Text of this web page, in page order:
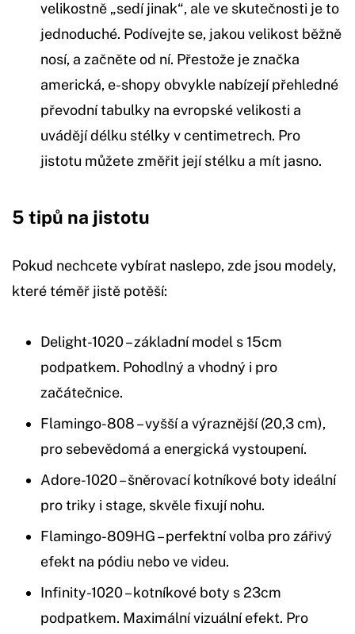
velikostně „sedí jinak“, ale ve skutečnosti je to
jednoduché. Podívejte se, jakou velikost běžně
nosí, a začněte od ní. Přestože je značka
americká, e-shopy obvykle nabízejí přehledné
převodní tabulky na evropské velikosti a
uvádějí délku stélky v centimetrech. Pro
jistotu můžete změřit její stélku a mít jasno.
5 tipů na jistotu
Pokud nechcete vybírat naslepo, zde jsou modely,
které téměř jistě potěší:
Delight-1020 – základní model s 15cm
podpatkem. Pohodlný a vhodný i pro
začátečnice.
Flamingo-808 – vyšší a výraznější (20,3 cm),
pro sebevědomá a energická vystoupení.
Adore-1020 – šněrovací kotníkové boty ideální
pro triky i stage, skvěle fixují nohu.
Flamingo-809HG – perfektní volba pro zářivý
efekt na pódiu nebo ve videu.
Infinity-1020 – kotníkové boty s 23cm
podpatkem. Maximální vizuální efekt. Pro